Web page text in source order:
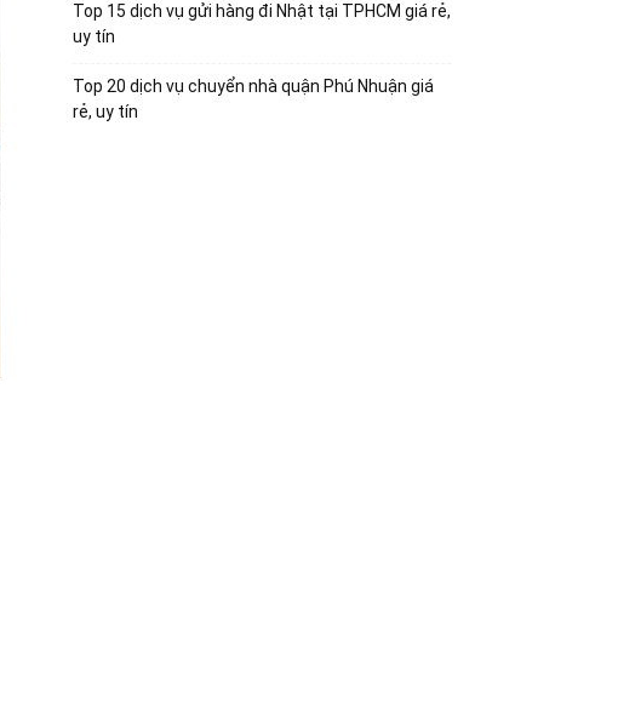
Top 15 dịch vụ gửi hàng đi Nhật tại TPHCM giá rẻ,
uy tín
Top 20 dịch vụ chuyển nhà quận Phú Nhuận giá
rẻ, uy tín